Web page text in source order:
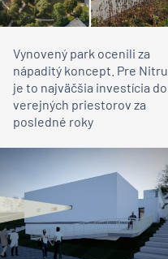
Vynovený park ocenili za
nápaditý koncept. Pre Nitru
je to najväčšia investícia do
verejných priestorov za
posledné roky